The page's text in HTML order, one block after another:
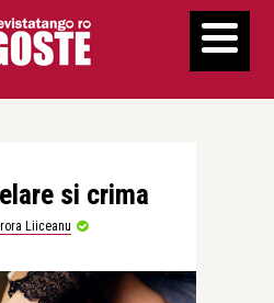
si crima
Liiceanu